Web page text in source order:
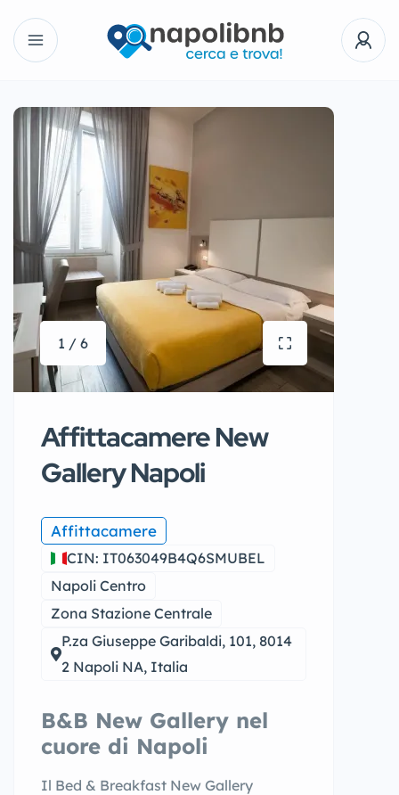
1 / 6
Affittacamere New
Gallery Napoli
Affittacamere
CIN: IT063049B4Q6SMUBEL
Napoli Centro
Zona Stazione Centrale
P.za Giuseppe Garibaldi, 101, 8014
2 Napoli NA, Italia
B&B New Gallery nel
cuore di Napoli
Il Bed & Breakfast New Gallery